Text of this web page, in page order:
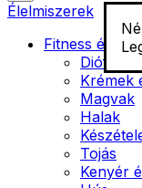
Élelmiszerek
Fitness
Diófélék
Krémek
Magvak
Halak
Tojás
Kenyér